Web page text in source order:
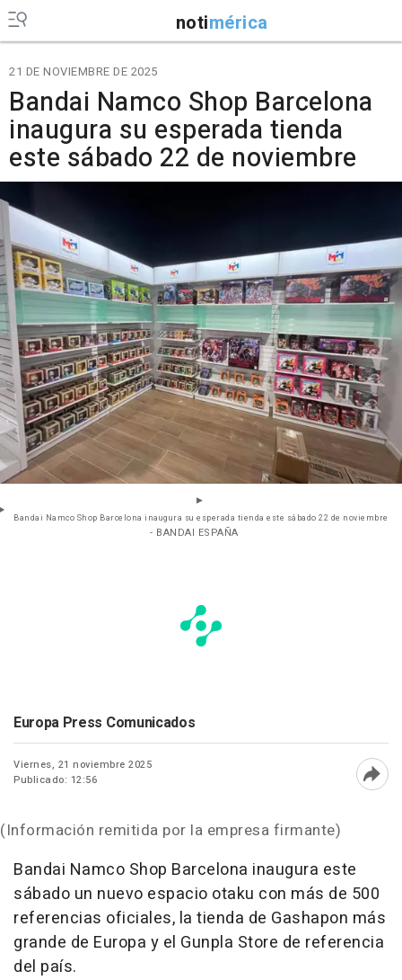
notimérica
21 DE NOVIEMBRE DE 2025
Bandai Namco Shop Barcelona
inaugura su esperada tienda
este sábado 22 de noviembre
Bandai Namco Shop Barcelona inaugura su esperada tienda este sábado 22 de noviembre
- BANDAI ESPAÑA
Europa Press Comunicados
Viernes, 21 noviembre 2025
Publicado: 12:56
(Información remitida por la empresa firmante)
Bandai Namco Shop Barcelona inaugura este
sábado un nuevo espacio otaku con más de 500
referencias oficiales, la tienda de Gashapon más
grande de Europa y el Gunpla Store de referencia
del país.